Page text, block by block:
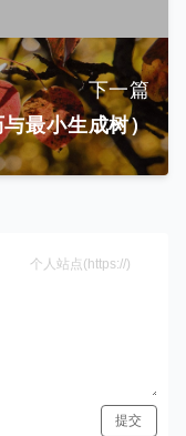
下一篇
最小生成树）